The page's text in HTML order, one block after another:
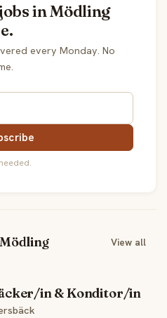
in Mödling
every Monday. No
View all
in & Konditor/in